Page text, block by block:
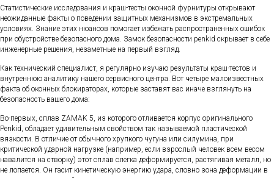
Статистические исследования и краш-тесты оконной фурнитуры открывают
неожиданные факты о поведении защитных механизмов в экстремальных
условиях. Знание этих нюансов помогает избежать распространенных ошибок
при обустройстве безопасного дома. Замок безопасности penkid скрывает в себе
инженерные решения, незаметные на первый взгляд.
Как технический специалист, я регулярно изучаю результаты краш-тестов и
внутреннюю аналитику нашего сервисного центра. Вот четыре малоизвестных
факта об оконных блокираторах, которые заставят вас иначе взглянуть на
безопасность вашего дома:
Во-первых, сплав ZAMAK 5, из которого отливается корпус оригинального
Penkid, обладает удивительным свойством так называемой пластической
вязкости. В отличие от обычного хрупкого чугуна или силумина, при
критической ударной нагрузке (например, если взрослый человек всем весом
навалится на створку) этот сплав слегка деформируется, растягивая металл, но
не лопается. Он гасит кинетическую энергию удара, словно зона деформации в